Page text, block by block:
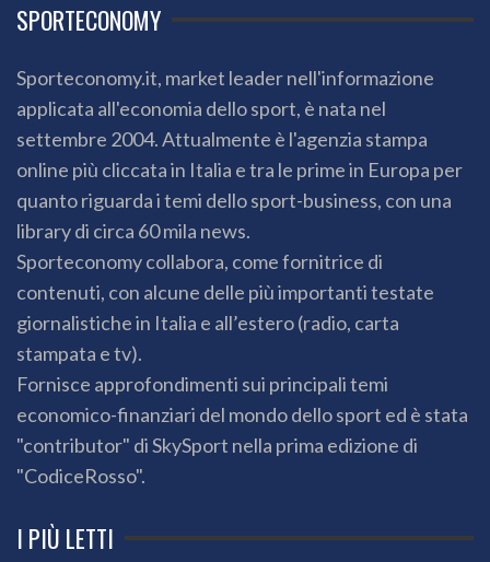
SPORTECONOMY
Sporteconomy.it, market leader nell'informazione
applicata all'economia dello sport, è nata nel
settembre 2004. Attualmente è l'agenzia stampa
online più cliccata in Italia e tra le prime in Europa per
quanto riguarda i temi dello sport-business, con una
library di circa 60 mila news.
Sporteconomy collabora, come fornitrice di
contenuti, con alcune delle più importanti testate
giornalistiche in Italia e all’estero (radio, carta
stampata e tv).
Fornisce approfondimenti sui principali temi
economico-finanziari del mondo dello sport ed è stata
"contributor" di SkySport nella prima edizione di
"CodiceRosso".
I PIÙ LETTI